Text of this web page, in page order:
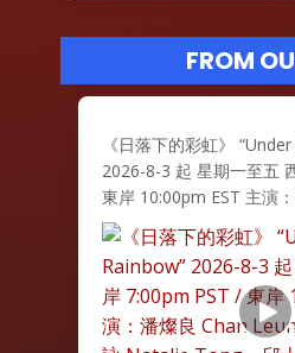
FROM
《日落下的彩虹》
2026-8-3 起 星期一至五
東岸 10:00pm EST 主演